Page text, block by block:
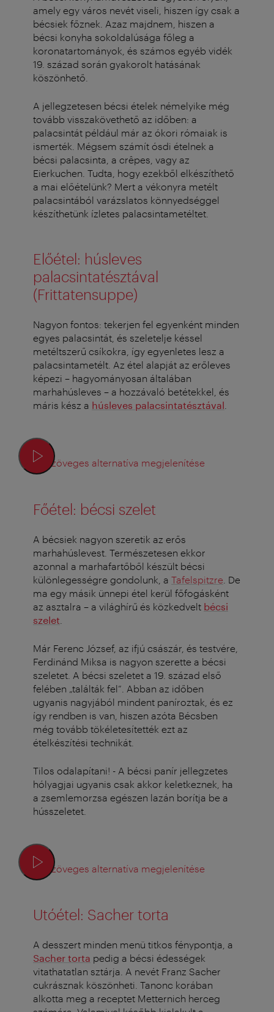
amely egy város nevét viseli, hiszen így csak a
bécsiek főznek. Azaz majdnem, hiszen a
bécsi konyha sokoldalúsága főleg a
koronatartományok, és számos egyéb vidék
19. század során gyakorolt hatásának
köszönhető.
A jellegzetesen bécsi ételek némelyike még
tovább visszakövethető az időben: a
palacsintát például már az ókori rómaiak is
ismerték. Mégsem számít ósdi ételnek a
bécsi palacsinta, a crêpes, vagy az
Eierkuchen. Tudta, hogy ezekből elkészíthető
a mai előételünk? Mert a vékonyra metélt
palacsintából varázslatos könnyedséggel
készíthetünk ízletes palacsintametéltet.
Előétel: húsleves
palacsintatésztával
(Frittatensuppe)
Nagyon fontos: tekerjen fel egyenként minden
egyes palacsintát, és szeletelje késsel
metéltszerű csíkokra, így egyenletes lesz a
palacsintametélt. Az étel alapját az erőleves
képezi – hagyományosan általában
marhahúsleves – a hozzávaló betétekkel, és
máris kész a húsleves palacsintatésztával
Szöveges alternatíva megjelenítése
Főétel: bécsi szelet
A bécsiek nagyon szeretik az erős
marhahúslevest. Természetesen ekkor
azonnal a marhafartőből készült bécsi
különlegességre gondolunk, a Tafelspitzre . De
ma egy másik ünnepi étel kerül főfogásként
az asztalra – a világhírű és közkedvelt bécsi
szelet
Már Ferenc József, az ifjú császár, és testvére,
Ferdinánd Miksa is nagyon szerette a bécsi
szeletet. A bécsi szeletet a 19. század első
felében „találták fel”. Abban az időben
ugyanis nagyjából mindent paníroztak, és ez
így rendben is van, hiszen azóta Bécsben
még tovább tökéletesítették ezt az
ételkészítési technikát.
Tilos odalapítani! - A bécsi panír jellegzetes
hólyagjai ugyanis csak akkor keletkeznek, ha
a zsemlemorzsa egészen lazán borítja be a
hússzeletet.
Szöveges alternatíva megjelenítése
Utóétel: Sacher torta
A desszert minden menü titkos fénypontja, a
Sacher torta pedig a bécsi édességek
vitathatatlan sztárja. A nevét Franz Sacher
cukrásznak köszönheti. Tanonc korában
alkotta meg a receptet Metternich herceg